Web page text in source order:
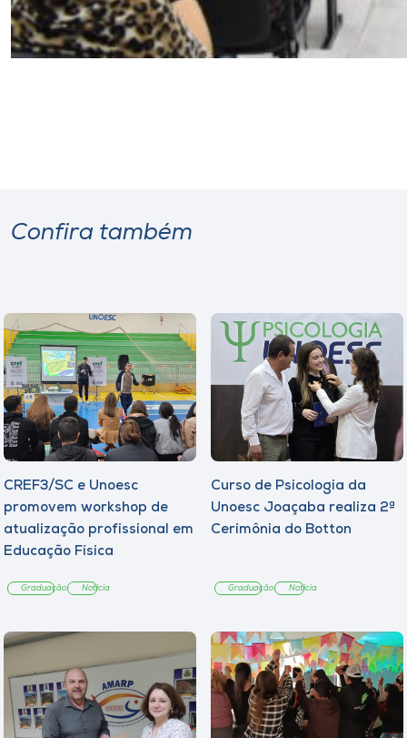
Confira também
CREF3/SC e Unoesc
promovem workshop de
atualização profissional em
Educação Física
Graduação Notícia
Curso de Psicologia da
Unoesc Joaçaba realiza 2ª
Cerimônia do Botton
Graduação Notícia